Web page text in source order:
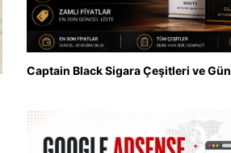
Captain Black Sigara Çeşitleri ve